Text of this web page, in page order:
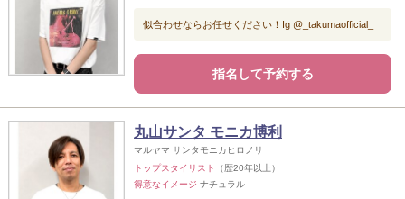
似合わせならお任せください！Ig @_takumaofficial_
指名して予約する
丸山サンタ モニカ博利
マルヤマ サンタモニカヒロノリ
トップスタイリスト
（歴20年以上）
得意なイメージ ナチュラル